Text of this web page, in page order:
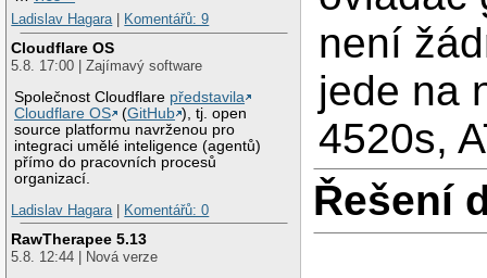
Ladislav Hagara| Komentářů: 9
Cloudflare OS
5.8. 17:00 | Zajímavý software
Společnost Cloudflare představila
Cloudflare OS
(GitHub ), tj. open
source platformu navrženou pro
integraci umělé inteligence (agentů)
přímo do pracovních procesů
organizací.
Ladislav Hagara| Komentářů: 0
RawTherapee 5.13
5.8. 12:44 | Nová verze
není
jede na
4520s,
Řešení